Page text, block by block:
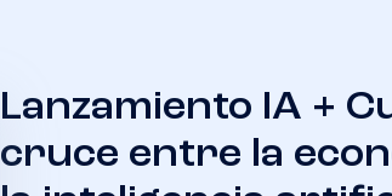
Lanzamiento IA +
cruce entre la